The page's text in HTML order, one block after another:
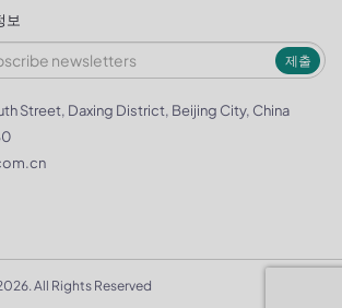
보
제출
Street, Daxing District, Beijing City, China
All Rights Reserved